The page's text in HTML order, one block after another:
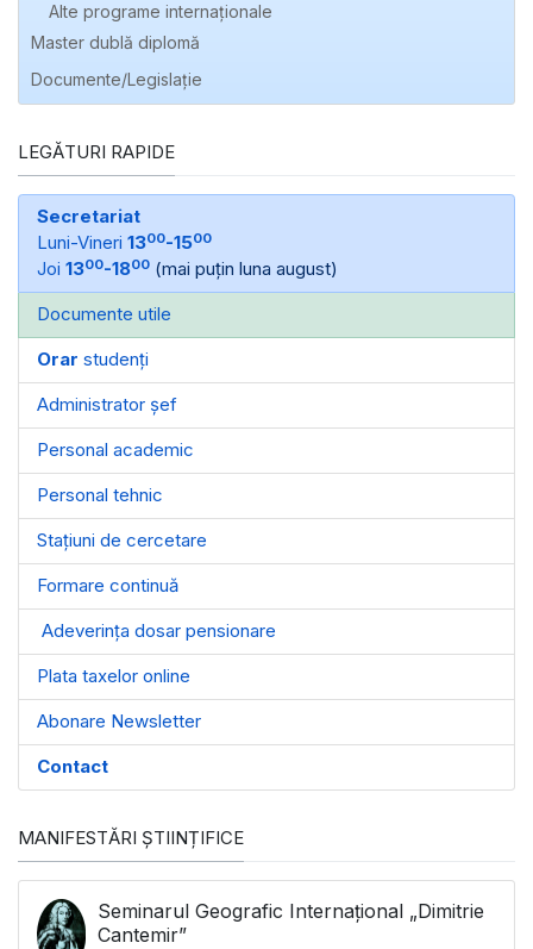
Alte programe internaţionale
Master dublă diplomă
Documente/Legislație
LEGĂTURI RAPIDE
Secretariat
Luni-Vineri 1300-1500
Joi 1300-1800 (mai puțin luna august)
Documente utile
Orar studenți
Administrator șef
Personal academic
Personal tehnic
Stațiuni de cercetare
Formare continuă
Adeverința dosar pensionare
Plata taxelor online
Abonare Newsletter
Contact
MANIFESTĂRI ȘTIINȚIFICE
Seminarul Geografic Internațional „Dimitrie
Cantemir”